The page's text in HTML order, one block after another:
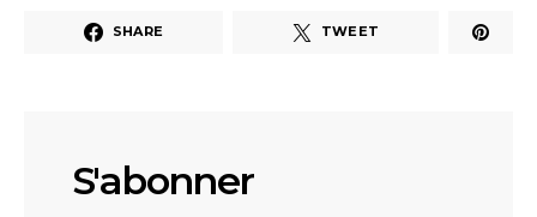
SHARE TWEET
S'abonner